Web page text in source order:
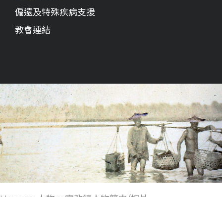
偏遠及特殊疾病支援
教會連結